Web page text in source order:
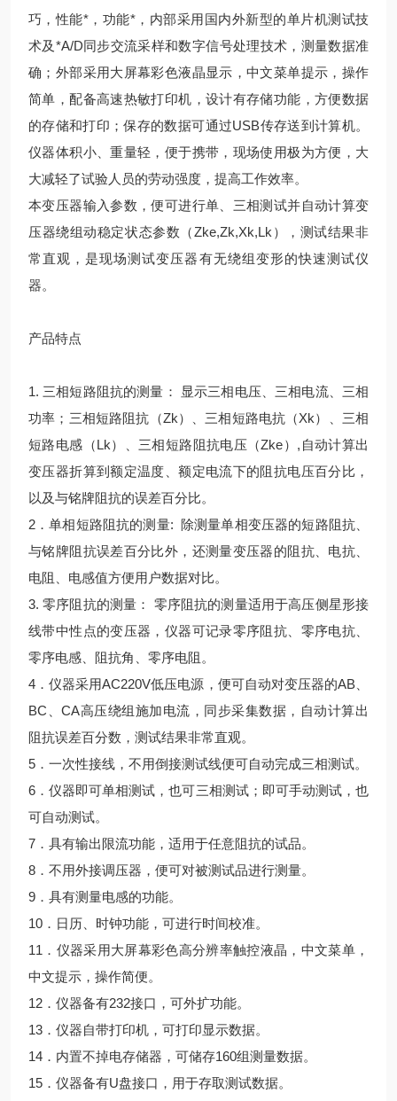
巧，性能*，功能*，内部采用国内外新型的单片机测试技
术及*A/D同步交流采样和数字信号处理技术，测量数据准
确；外部采用大屏幕彩色液晶显示，中文菜单提示，操作
简单，配备高速热敏打印机，设计有存储功能，方便数据
的存储和打印；保存的数据可通过USB传存送到计算机。
仪器体积小、重量轻，便于携带，现场使用极为方便，大
大减轻了试验人员的劳动强度，提高工作效率。
本变压器输入参数，便可进行单、三相测试并自动计算变
压器绕组动稳定状态参数（Zke,Zk,Xk,Lk），测试结果非
常直观，是现场测试变压器有无绕组变形的快速测试仪
器。
产品特点
1. 三相短路阻抗的测量： 显示三相电压、三相电流、三相
功率；三相短路阻抗（Zk）、三相短路电抗（Xk）、三相
短路电感（Lk）、三相短路阻抗电压（Zke）,自动计算出
变压器折算到额定温度、额定电流下的阻抗电压百分比，
以及与铭牌阻抗的误差百分比。
2．单相短路阻抗的测量: 除测量单相变压器的短路阻抗、
与铭牌阻抗误差百分比外，还测量变压器的阻抗、电抗、
电阻、电感值方便用户数据对比。
3. 零序阻抗的测量： 零序阻抗的测量适用于高压侧星形接
线带中性点的变压器，仪器可记录零序阻抗、零序电抗、
零序电感、阻抗角、零序电阻。
4．仪器采用AC220V低压电源，便可自动对变压器的AB、
BC、CA高压绕组施加电流，同步采集数据，自动计算出
阻抗误差百分数，测试结果非常直观。
5．一次性接线，不用倒接测试线便可自动完成三相测试。
6．仪器即可单相测试，也可三相测试；即可手动测试，也
可自动测试。
7．具有输出限流功能，适用于任意阻抗的试品。
8．不用外接调压器，便可对被测试品进行测量。
9．具有测量电感的功能。
10．日历、时钟功能，可进行时间校准。
11．仪器采用大屏幕彩色高分辨率触控液晶，中文菜单，
中文提示，操作简便。
12．仪器备有232接口，可外扩功能。
13．仪器自带打印机，可打印显示数据。
14．内置不掉电存储器，可储存160组测量数据。
15．仪器备有U盘接口，用于存取测试数据。